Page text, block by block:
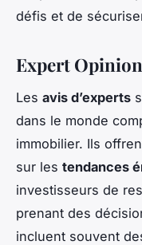
défis et de
Expert
Les avis d’experts
dans le monde
immobilier. Ils
sur les tendances
investisseurs de
prenant des
incluent souvent